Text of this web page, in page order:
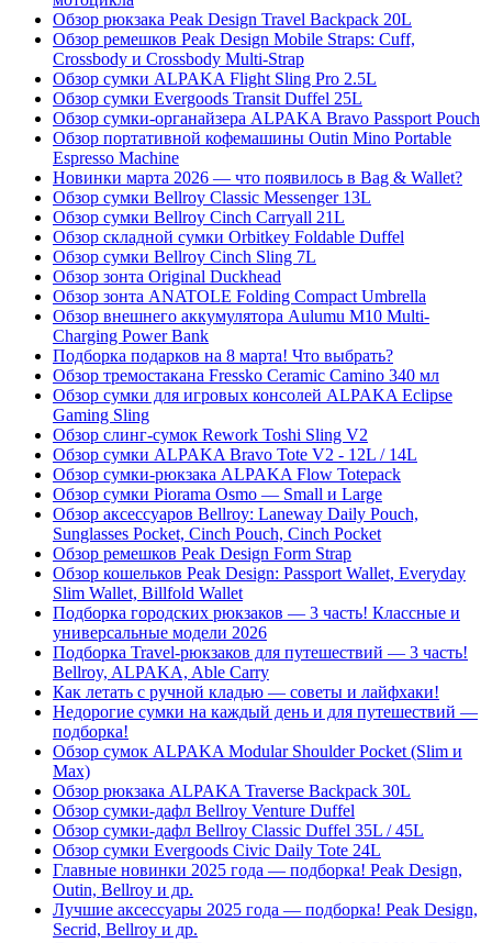
Обзор рюкзака Peak Design Travel Backpack 20L
Обзор ремешков Peak Design Mobile Straps: Cuff,
Crossbody и Crossbody Multi-Strap
Обзор сумки ALPAKA Flight Sling Pro 2.5L
Обзор сумки Evergoods Transit Duffel 25L
Обзор сумки-органайзера ALPAKA Bravo Passport Pouch
Обзор портативной кофемашины Outin Mino Portable
Espresso Machine
Новинки марта 2026 — что появилось в Bag & Wallet?
Обзор сумки Bellroy Classic Messenger 13L
Обзор сумки Bellroy Cinch Carryall 21L
Обзор складной сумки Orbitkey Foldable Duffel
Обзор сумки Bellroy Cinch Sling 7L
Обзор зонта Original Duckhead
Обзор зонта ANATOLE Folding Compact Umbrella
Обзор внешнего аккумулятора Aulumu M10 Multi-
Charging Power Bank
Подборка подарков на 8 марта! Что выбрать?
Обзор тремостакана Fressko Ceramic Camino 340 мл
Обзор сумки для игровых консолей ALPAKA Eclipse
Gaming Sling
Обзор слинг-сумок Rework Toshi Sling V2
Обзор сумки ALPAKA Bravo Tote V2 - 12L / 14L
Обзор сумки-рюкзака ALPAKA Flow Totepack
Обзор сумки Piorama Osmo — Small и Large
Обзор аксессуаров Bellroy: Laneway Daily Pouch,
Sunglasses Pocket, Cinch Pouch, Cinch Pocket
Обзор ремешков Peak Design Form Strap
Обзор кошельков Peak Design: Passport Wallet, Everyday
Slim Wallet, Billfold Wallet
Подборка городских рюкзаков — 3 часть! Классные и
универсальные модели 2026
Подборка Travel-рюкзаков для путешествий — 3 часть!
Bellroy, ALPAKA, Able Carry
Как летать с ручной кладью — советы и лайфхаки!
Недорогие сумки на каждый день и для путешествий —
подборка!
Обзор сумок ALPAKA Modular Shoulder Pocket (Slim и
Max)
Обзор рюкзака ALPAKA Traverse Backpack 30L
Обзор сумки-дафл Bellroy Venture Duffel
Обзор сумки-дафл Bellroy Classic Duffel 35L / 45L
Обзор сумки Evergoods Civic Daily Tote 24L
Главные новинки 2025 года — подборка! Peak Design,
Outin, Bellroy и др.
Лучшие аксессуары 2025 года — подборка! Peak Design,
Secrid, Bellroy и др.